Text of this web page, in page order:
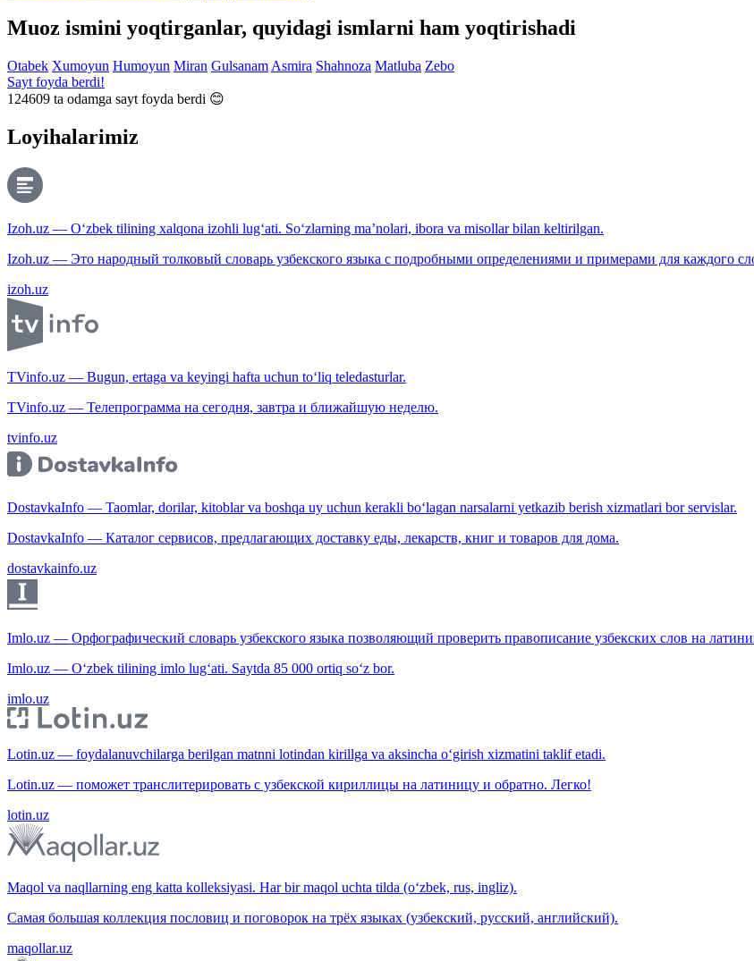
Muoz ismini yoqtirganlar, quyidagi ismlarni ham yoqtirishadi
Otabek Xumoyun Humoyun Miran Gulsanam Asmira Shahnoza Matluba Zebo
Sayt foyda berdi!
124609 ta odamga sayt foyda berdi 😊
Loyihalarimiz
Izoh.uz — O‘zbek tilining xalqona izohli lug‘ati. So‘zlarning ma’nolari, ibora va misollar bilan keltirilgan.
Izoh.uz — Это народный толковый словарь узбекского языка с подробными определениями и примерами для каждого
izoh.uz
TVinfo.uz — Bugun, ertaga va keyingi hafta uchun to‘liq teledasturlar.
TVinfo.uz — Телепрограмма на сегодня, завтра и ближайшую неделю.
tvinfo.uz
DostavkaInfo — Taomlar, dorilar, kitoblar va boshqa uy uchun kerakli bo‘lagan narsalarni yetkazib berish xizmatlari bor servislar.
DostavkaInfo — Каталог сервисов, предлагающих доставку еды, лекарств, книг и товаров для дома.
dostavkainfo.uz
Imlo.uz — Орфографический словарь узбекского языка позволяющий проверить правописание узбекских слов на
Imlo.uz — O‘zbek tilining imlo lug‘ati. Saytda 85 000 ortiq so‘z bor.
imlo.uz
Lotin.uz — foydalanuvchilarga berilgan matnni lotindan kirillga va aksincha o‘girish xizmatini taklif etadi.
Lotin.uz — поможет транслитерировать с узбекской кириллицы на латиницу и обратно. Легко!
lotin.uz
Maqol va naqllarning eng katta kolleksiyasi. Har bir maqol uchta tilda (o‘zbek, rus, ingliz).
Самая большая коллекция пословиц и поговорок на трёх языках (узбекский, русский, английский).
maqollar.uz